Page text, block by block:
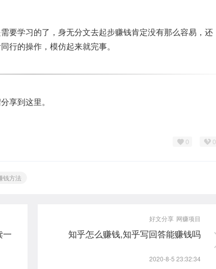
要学习的了，身无分文去起步赚钱肯定没有那么容易，还
行的操作，模仿起来就完事。
享到这里。
0 0
钱方法
一
好文分享 网赚项目
知乎怎么赚钱,知乎写回答能赚钱吗
2020-8-5 23:32:34